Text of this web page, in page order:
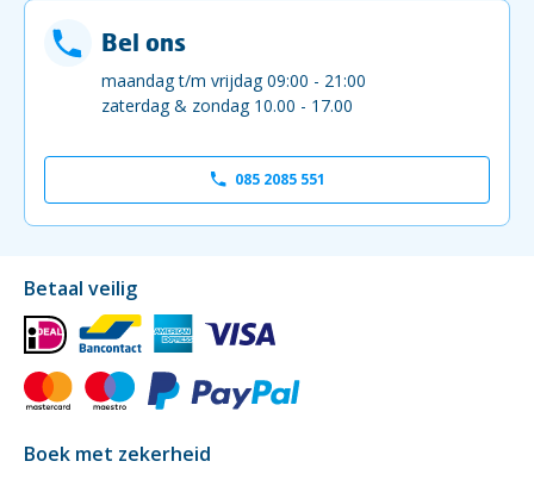
Bel ons
maandag t/m vrijdag 09:00 - 21:00
zaterdag & zondag 10.00 - 17.00
085 2085 551
Betaal veilig
Boek met zekerheid